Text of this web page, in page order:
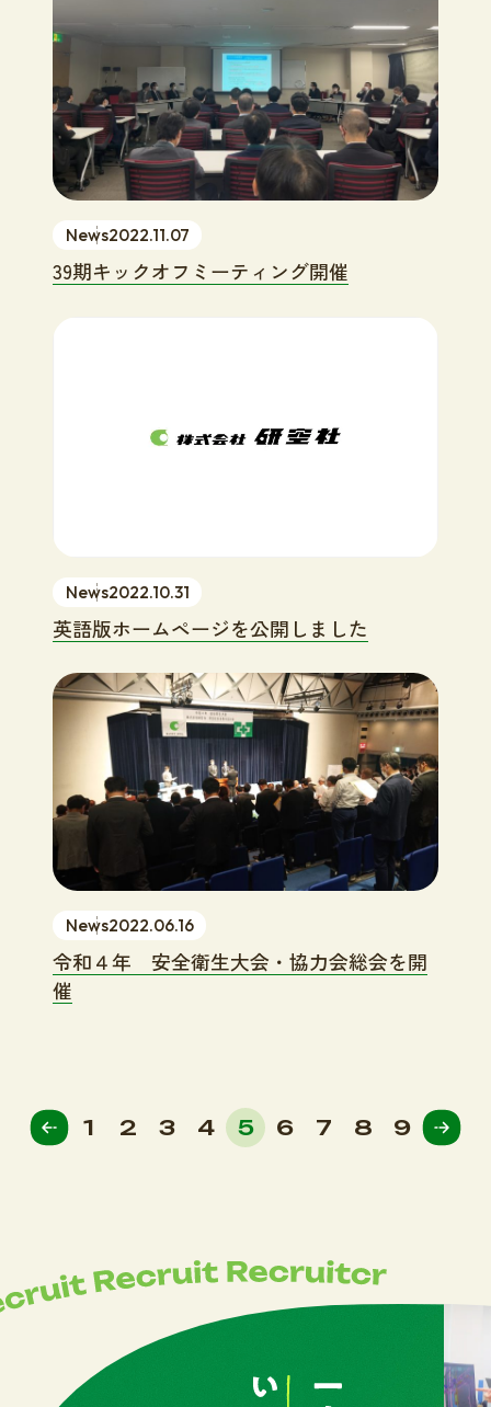
News2022.11.07
39期キックオフミーティング開催
News2022.10.31
英語版ホームページを公開しました
News2022.06.16
令和４年 安全衛生大会・協力会総会を開
催
1 2 3 4 5 6 7 8 9